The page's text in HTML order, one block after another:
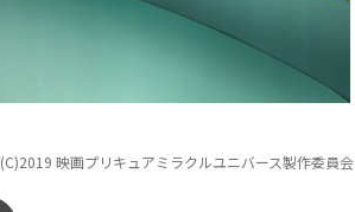
(C)2019 映画プリキュアミラクルユニバース製作委員会